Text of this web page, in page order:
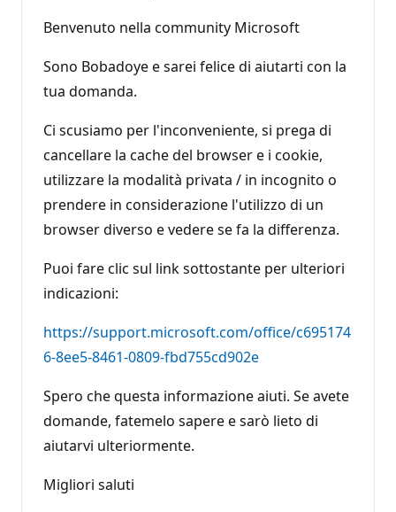
Benvenuto nella community Microsoft
Sono Bobadoye e sarei felice di aiutarti con la
tua domanda.
Ci scusiamo per l'inconveniente, si prega di
cancellare la cache del browser e i cookie,
utilizzare la modalità privata / in incognito o
prendere in considerazione l'utilizzo di un
browser diverso e vedere se fa la differenza.
Puoi fare clic sul link sottostante per ulteriori
indicazioni:
https://support.microsoft.com/office/c695174
6-8ee5-8461-0809-fbd755cd902e
Spero che questa informazione aiuti. Se avete
domande, fatemelo sapere e sarò lieto di
aiutarvi ulteriormente.
Migliori saluti